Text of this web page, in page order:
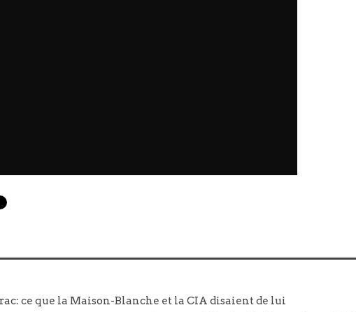
ce que la Maison-Blanche et la CIA disaient de lui